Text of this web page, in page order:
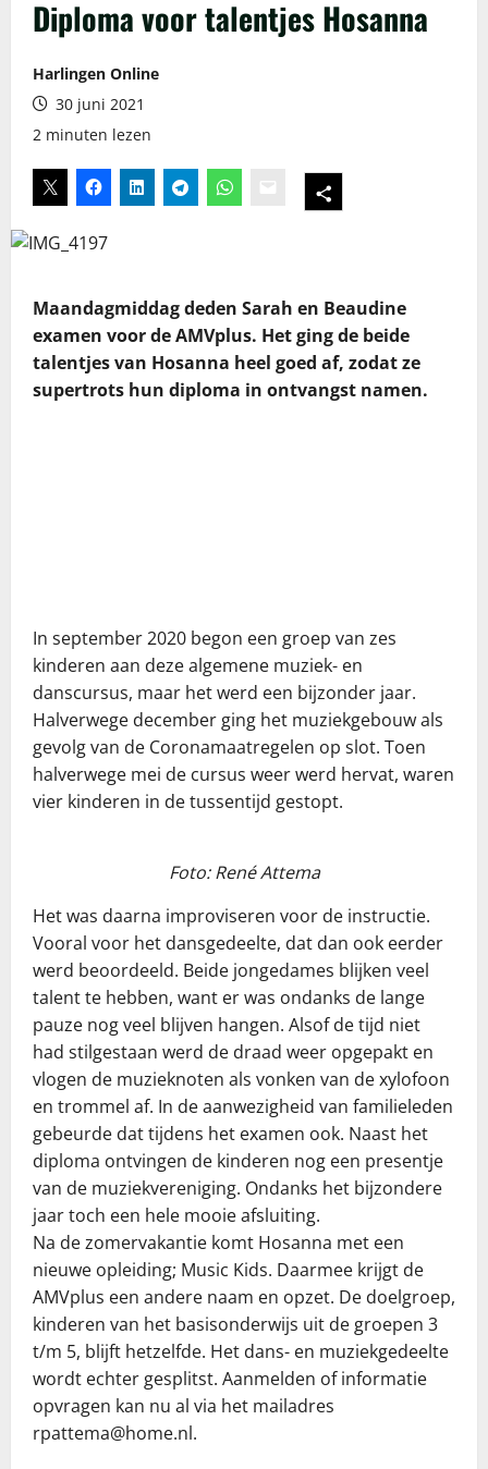
Diploma voor talentjes Hosanna
Harlingen Online
30 juni 2021
2 minuten lezen
Maandagmiddag deden Sarah en Beaudine
examen voor de AMVplus. Het ging de beide
talentjes van Hosanna heel goed af, zodat ze
supertrots hun diploma in ontvangst namen.
In september 2020 begon een groep van zes
kinderen aan deze algemene muziek- en
danscursus, maar het werd een bijzonder jaar.
Halverwege december ging het muziekgebouw als
gevolg van de Coronamaatregelen op slot. Toen
halverwege mei de cursus weer werd hervat, waren
vier kinderen in de tussentijd gestopt.
Foto: René Attema
Het was daarna improviseren voor de instructie.
Vooral voor het dansgedeelte, dat dan ook eerder
werd beoordeeld. Beide jongedames blijken veel
talent te hebben, want er was ondanks de lange
pauze nog veel blijven hangen. Alsof de tijd niet
had stilgestaan werd de draad weer opgepakt en
vlogen de muzieknoten als vonken van de xylofoon
en trommel af. In de aanwezigheid van familieleden
gebeurde dat tijdens het examen ook. Naast het
diploma ontvingen de kinderen nog een presentje
van de muziekvereniging. Ondanks het bijzondere
jaar toch een hele mooie afsluiting.
Na de zomervakantie komt Hosanna met een
nieuwe opleiding; Music Kids. Daarmee krijgt de
AMVplus een andere naam en opzet. De doelgroep,
kinderen van het basisonderwijs uit de groepen 3
t/m 5, blijft hetzelfde. Het dans- en muziekgedeelte
wordt echter gesplitst. Aanmelden of informatie
opvragen kan nu al via het mailadres
rpattema@home.nl.